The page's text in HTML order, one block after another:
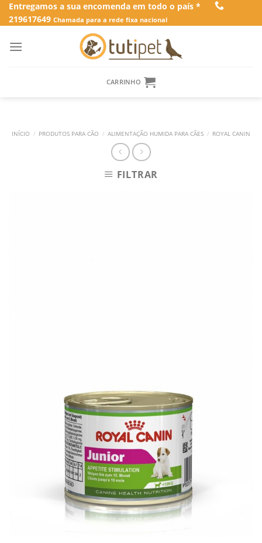
SkipEntregamos a sua encomenda em todo o país *
219617649 Chamada para a rede fixa nacional
CARRINHO
INÍCIO / PRODUTOS PARA CÃO / ALIMENTAÇÃO HUMIDA PARA CÃES / ROYAL CANIN
FILTRAR